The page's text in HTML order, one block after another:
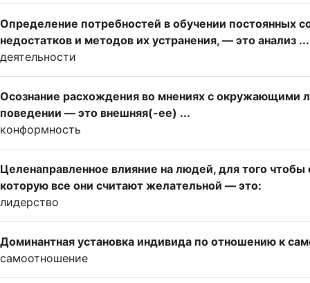
Определение потребностей в обучении постоянных
недостатков и методов их устранения, — это анализ ...
деятельности
Осознание расхождения во мнениях с окружающими
поведении — это внешняя(-ее) ...
конформность
Целенаправленное влияние на людей, для того
которую все они считают желательной — это:
лидерство
Доминантная установка индивида по отношению к
самоотношение